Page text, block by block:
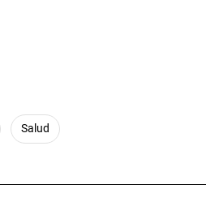
Salud